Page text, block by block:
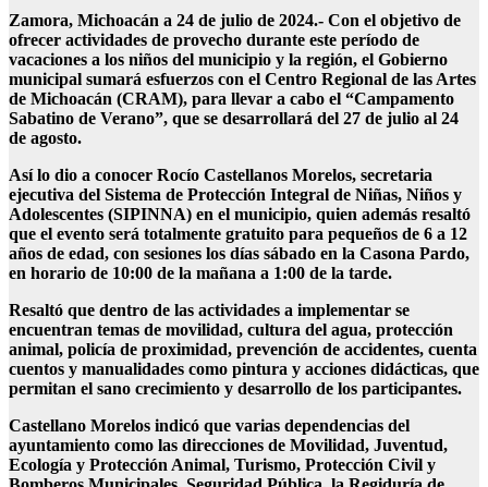
Zamora, Michoacán a 24 de julio de 2024.- Con el objetivo de
ofrecer actividades de provecho durante este período de
vacaciones a los niños del municipio y la región, el Gobierno
municipal sumará esfuerzos con el Centro Regional de las Artes
de Michoacán (CRAM), para llevar a cabo el “Campamento
Sabatino de Verano”, que se desarrollará del 27 de julio al 24
de agosto.
Así lo dio a conocer Rocío Castellanos Morelos, secretaria
ejecutiva del Sistema de Protección Integral de Niñas, Niños y
Adolescentes (SIPINNA) en el municipio, quien además resaltó
que el evento será totalmente gratuito para pequeños de 6 a 12
años de edad, con sesiones los días sábado en la Casona Pardo,
en horario de 10:00 de la mañana a 1:00 de la tarde.
Resaltó que dentro de las actividades a implementar se
encuentran temas de movilidad, cultura del agua, protección
animal, policía de proximidad, prevención de accidentes, cuenta
cuentos y manualidades como pintura y acciones didácticas, que
permitan el sano crecimiento y desarrollo de los participantes.
Castellano Morelos indicó que varias dependencias del
ayuntamiento como las direcciones de Movilidad, Juventud,
Ecología y Protección Animal, Turismo, Protección Civil y